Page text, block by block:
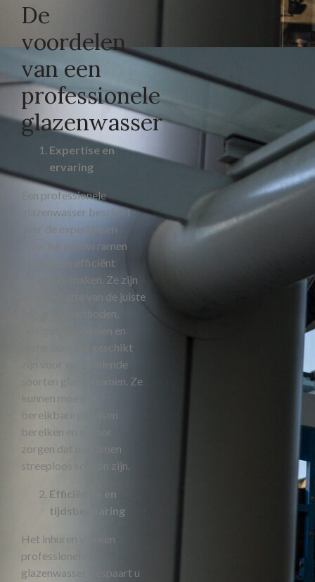
De
voordelen
van een
professionele
glazenwasser
Expertise en
ervaring
Een professionele
glazenwasser beschikt
over de expertise en
ervaring om uw ramen
grondig en efficiënt
schoon te maken. Ze zijn
op de hoogte van de juiste
reinigingsmethoden,
reinigingsmiddelen en
materialen die geschikt
zijn voor verschillende
soorten glas en ramen. Ze
kunnen moeilijk
bereikbare plaatsen
bereiken en ervoor
zorgen dat uw ramen
streeploos schoon zijn.
Efficiëntie en
tijdsbesparing
Het inhuren van een
professionele
glazenwasser bespaart u